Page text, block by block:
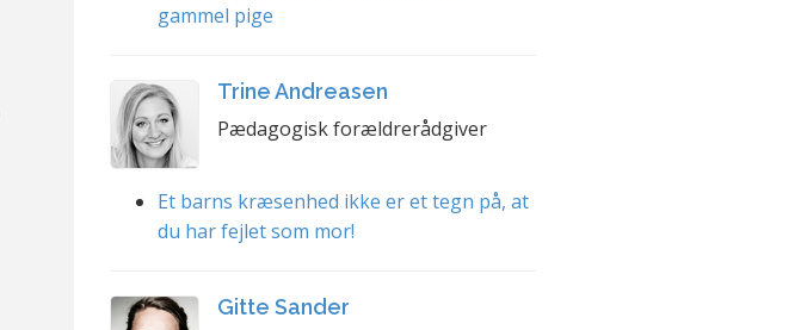
gammel pige
Trine Andreasen
Pædagogisk forældrerådgiver
Et barns kræsenhed ikke er et tegn på, at
du har fejlet som mor!
Gitte Sander